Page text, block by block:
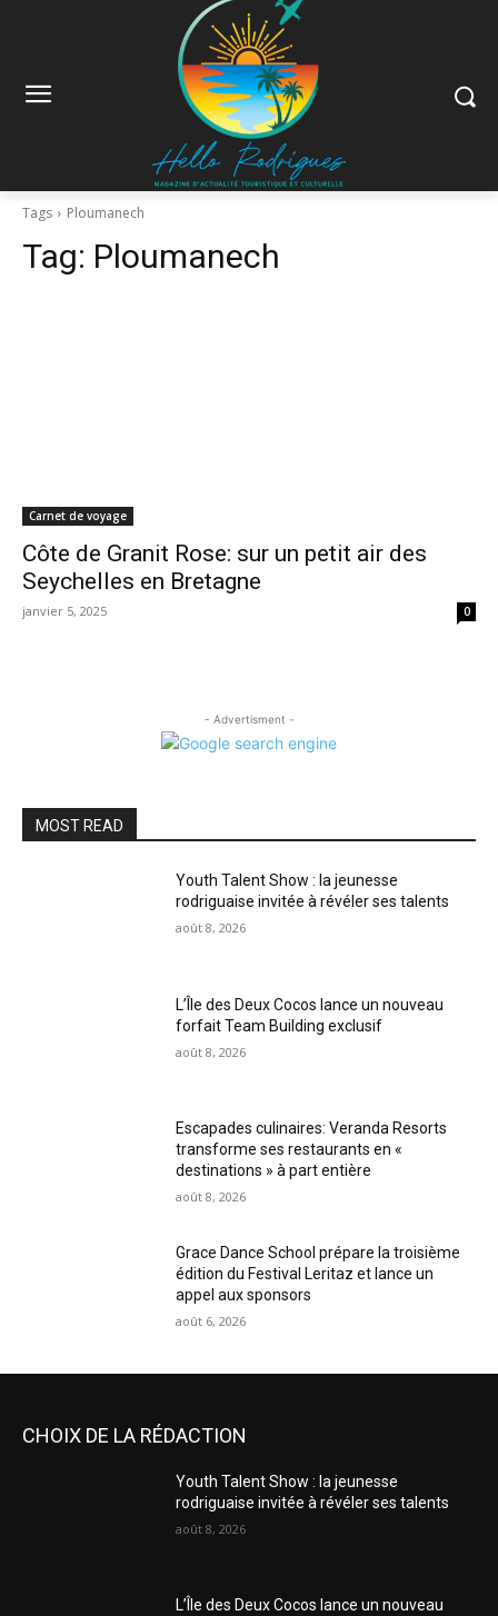
Tags Ploumanech
Tag: Ploumanech
Carnet de voyage
Côte de Granit Rose: sur un petit air des
Seychelles en Bretagne
janvier 5, 2025 0
- Advertisment -
MOST READ
Youth Talent Show : la jeunesse
rodriguaise invitée à révéler ses talents
août 8, 2026
L’Île des Deux Cocos lance un nouveau
forfait Team Building exclusif
août 8, 2026
Escapades culinaires: Veranda Resorts
transforme ses restaurants en «
destinations » à part entière
août 8, 2026
Grace Dance School prépare la troisième
édition du Festival Leritaz et lance un
appel aux sponsors
août 6, 2026
CHOIX DE LA RÉDACTION
Youth Talent Show : la jeunesse
rodriguaise invitée à révéler ses talents
août 8, 2026
L’Île des Deux Cocos lance un nouveau